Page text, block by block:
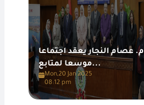
م. عصام النجار يعقد اجتماعا
موسعا لمتابع...
Mon,20 Jan 2025
08:12 pm